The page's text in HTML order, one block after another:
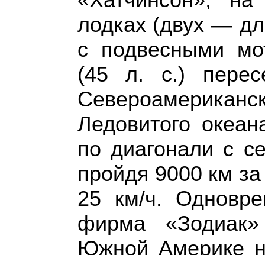
лодках (двух —
с подвесными
(45 л. с.)
Ледовитого
по диагонали с
пройдя 9000 км
25 км/ч.
фирма
Южной Америке